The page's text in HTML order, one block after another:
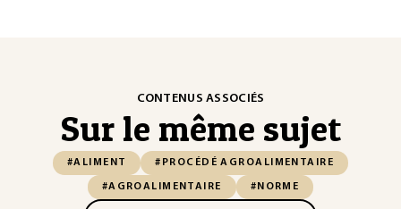
CONTENUS ASSOCIÉS
Sur le même sujet
#ALIMENT #PROCÉDÉ AGROALIMENTAIRE
#AGROALIMENTAIRE #NORME